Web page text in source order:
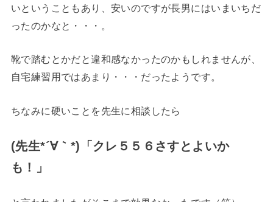
いということもあり、安いのですが長男にはいまいちだ
ったのかなと・・・。
靴で踏むとかだと違和感なかったのかもしれませんが、
自宅練習用ではあまり・・・だったようです。
ちなみに硬いことを先生に相談したら
(先生*´∀｀*)「クレ５５６さすとよいか
も！」